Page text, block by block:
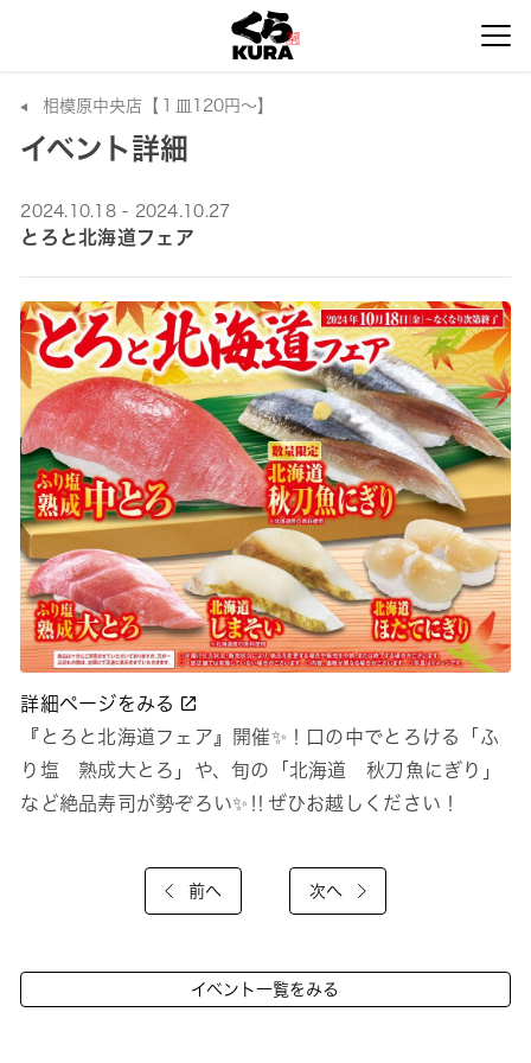
相模原中央店【１皿120円～】
イベント詳細
2024.10.18 - 2024.10.27
とろと北海道フェア
詳細ページをみる
『とろと北海道フェア』開催✨！口の中でとろける「ふ
り塩 熟成大とろ」や、旬の「北海道 秋刀魚にぎり」
など絶品寿司が勢ぞろい✨‼ぜひお越しください！
前へ 次へ
イベント一覧をみる